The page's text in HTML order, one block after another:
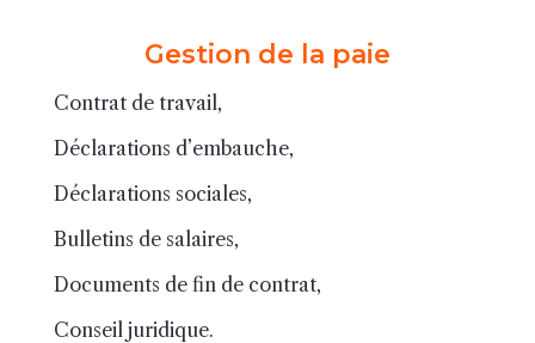
Gestion de la paie
Contrat de travail,
Déclarations d’embauche,
Déclarations sociales,
Bulletins de salaires,
Documents de fin de contrat,
Conseil juridique.